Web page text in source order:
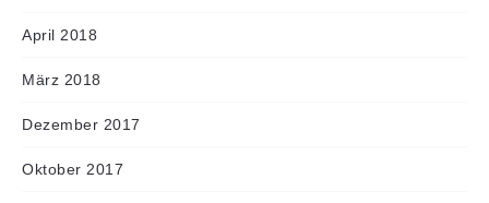
April 2018
März 2018
Dezember 2017
Oktober 2017